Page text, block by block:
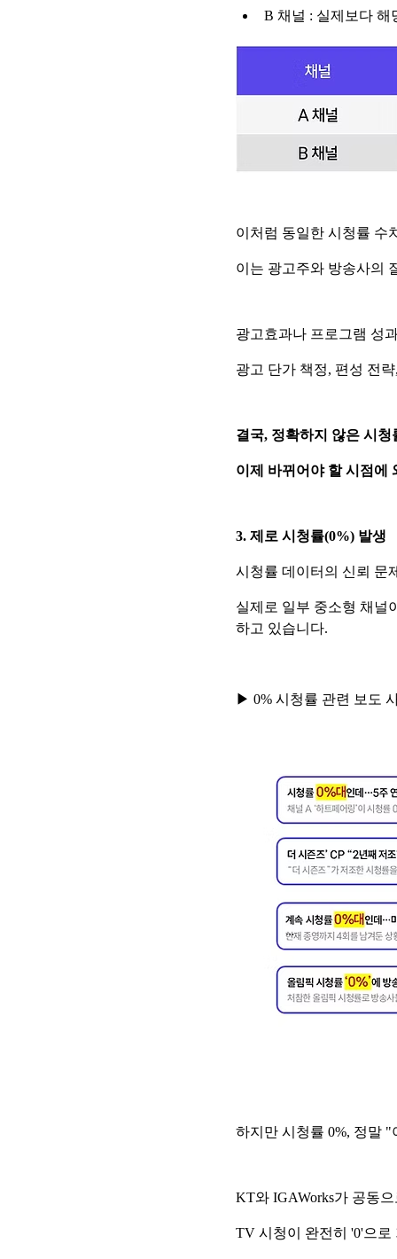
B 채널 : 실제보다 해
이처럼 동일한 시청률 수
이는 광고주와 방송사의
광고효과나 프로그램 성
광고 단가 책정, 편성 전
결국, 정확하지 않은 시
이제 바뀌어야 할 시점에
3. 제로 시청률(0%) 발생
시청률 데이터의 신뢰 문
실제로 일부 중소형 채널
하고 있습니다.
▶ 0% 시청률 관련 보도
하지만 시청률 0%, 정말
KT와 IGAWorks가 공동
TV 시청이 완전히 '0'으